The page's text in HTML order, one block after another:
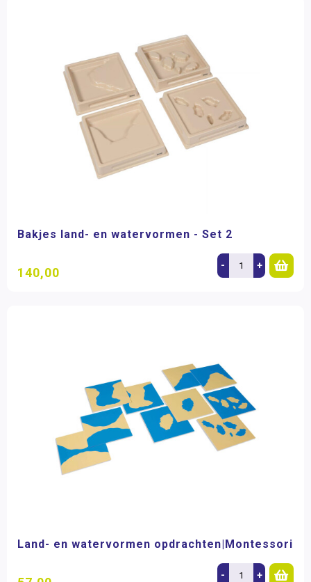
Bakjes land- en watervormen - Set 2
140,00 - +
Land- en watervormen opdrachten|Montessori
- +